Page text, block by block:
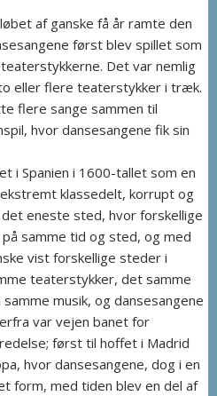
af ganske få år ramte den
først blev spillet som
Det var nemlig
eller flere teaterstykker i træk.
flere sange sammen til
hvor dansesangene fik sin
i Spanien i 1600-tallet som en
klassedelt, korrupt og
eneste sted, hvor forskellige
samme tid og sted, og med
vist forskellige steder i
teaterstykker, det samme
musik, og dansesangene
var vejen banet for
først til hoffet i Madrid
hvor dansesangene, dog i en
form, med tiden blev en del af